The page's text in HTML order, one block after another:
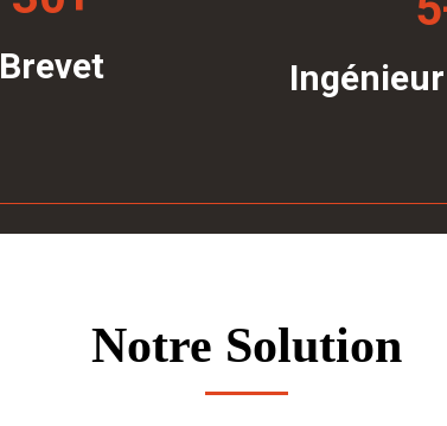
Brevet
Notre Solution